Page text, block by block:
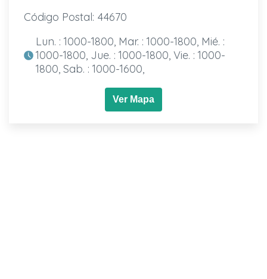
Código Postal: 44670
Lun. : 1000-1800, Mar. : 1000-1800, Mié. :
1000-1800, Jue. : 1000-1800, Vie. : 1000-
1800, Sab. : 1000-1600,
Ver Mapa